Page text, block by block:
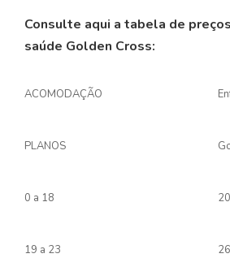
Consulte aqui a tabela de
saúde Golden Cross:
ACOMODAÇÃO
PLANOS
0 a 18
19 a 23